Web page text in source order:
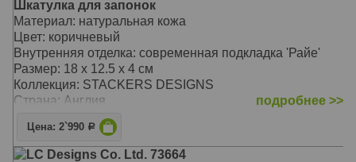
Шкатулка для запонок
Материал: натуральная кожа
Цвет: коричневый
Внутренняя отделка: современная подкладка 'Райе'
Размер: 18 x 12.5 x 4 см
Коллекция: STACKERS DESIGNS
Страна: Англия
подробнее >>
Цена: 2`990 Р
LC Designs Co. Ltd. 73664